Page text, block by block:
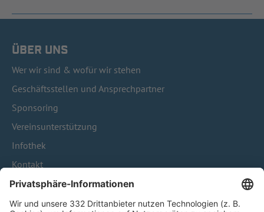
ÜBER UNS
Wer wir sind & wofür wir stehen
Geschäftsstellen und Ansprechpartner
Sponsoring
Vereinsunterstützung
Infothek
Kontakt
HÄUFIG BESUCHTE SEITEN